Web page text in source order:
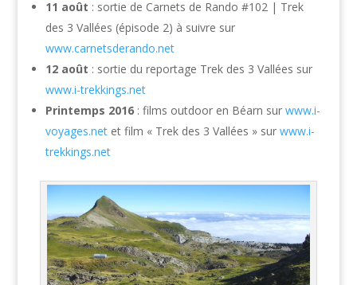
11 août : sortie de Carnets de Rando #102 | Trek
des 3 Vallées (épisode 2) à suivre sur
www.carnetsderando.net
12 août : sortie du reportage Trek des 3 Vallées sur
www.i-trekkings.net
Printemps 2016: films outdoor en Béarn sur www.i-
voyages.netet film « Trek des 3 Vallées » sur www.i-
trekkings.net